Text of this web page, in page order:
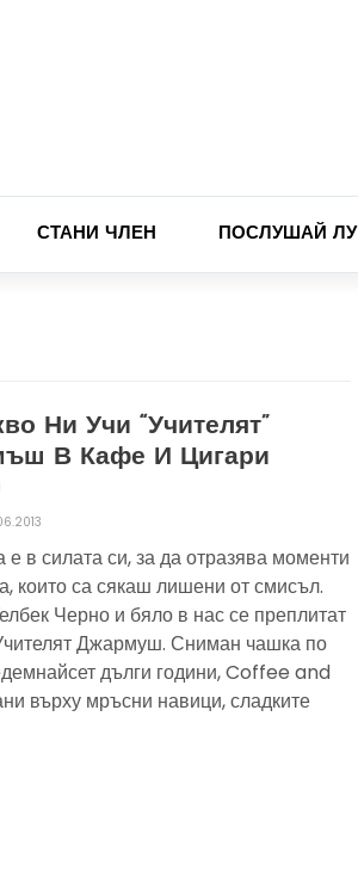
СТАНИ ЧЛЕН ПОСЛУШАЙ ЛУ
Ни Учи “учителят”
В Кафе И Цигари
е в силата си, за да отразява моменти
които са сякаш лишени от смисъл.
Черно и бяло в нас се преплитат
Джармуш. Сниман чашка по
дълги години, Coffee and
върху мръсни навици, сладките